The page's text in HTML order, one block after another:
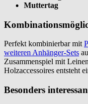
Muttertag
Perfekt kombinierbar mit
weiteren Anhänger-Sets
Zusammenspiel mit
Holzaccessoires entsteht
Besonders